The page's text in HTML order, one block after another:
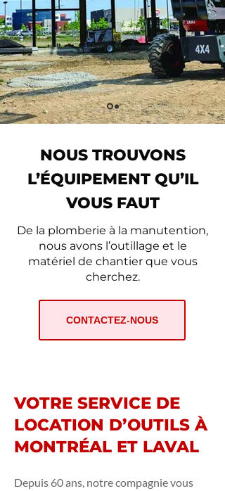
NOUS TROUVONS
L’ÉQUIPEMENT QU’IL
VOUS FAUT
De la plomberie à la manutention,
nous avons l’outillage et le
matériel de chantier que vous
cherchez.
CONTACTEZ-NOUS
VOTRE SERVICE DE
LOCATION D’OUTILS À
MONTRÉAL ET LAVAL
Depuis 60 ans, notre compagnie vous